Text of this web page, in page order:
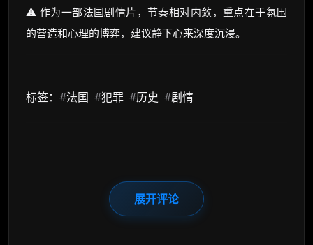
⚠️ 作为一部法国剧情片，节奏相对内敛，重点在于氛围
的营造和心理的博弈，建议静下心来深度沉浸。
标签： #法国 #犯罪 #历史 #剧情
展开评论